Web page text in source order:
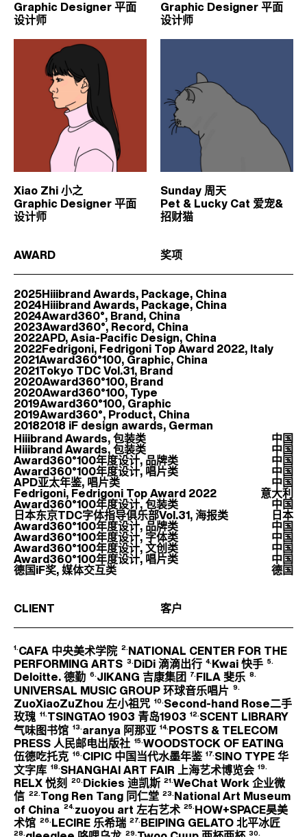
Graphic Designer 平面
设计师
Graphic Designer 平面
设计师
Xiao Zhi 小之
Graphic Designer 平面
设计师
Sunday 周天
Pet & Lucky Cat 爱宠&
招财猫
AWARD 奖项
2025Hiiibrand Awards, Package, China
2024 Hiiibrand Awards, Package, China
2024Award360°, Brand, China
2023Award360°, Record, China
2022APD, Asia-Pacific Design, China
2022Fedrigoni, Fedrigoni Top Award 2022, Italy
2021Award360°100, Graphic, China
2021Tokyo TDC Vol.31, Brand
2020Award360°100, Brand
2020Award360°100, Type
2019Award360°100, Graphic
2019Award360°, Product, China
20182018 iF design awards, German
Hiiibrand Awards, 包装类
中国
Hiiibrand Awards, 包装类
中国
Award360°100年度设计, 品牌类
中国
Award360°100年度设计, 唱片类
中国
APD亚太年鉴, 唱片类
中国
Fedrigoni, Fedrigoni Top Award 2022
意大利
Award360°100年度设计, 包装类
中国
日本东京TDC字体指导俱乐部Vol.31, 海报类
日本
Award360°100年度设计, 品牌类
中国
Award360°100年度设计, 字体类
中国
Award360°100年度设计, 文创类
中国
Award360°100年度设计, 唱片类
中国
德国iF奖, 媒体交互类
德国
CLIENT 客户
CAFA 中央美术学院
NATIONAL CENTER FOR THE
PERFORMING ARTS
DiDi 滴滴出行
Kwai 快手
Deloitte. 德勤
JIKANG 吉康集团
FILA 斐乐
UNIVERSAL MUSIC GROUP 环球音乐唱片
ZuoXiaoZuZhou 左小祖咒
Second-hand Rose二手
玫瑰
TSINGTAO 1903 青岛1903
SCENT LIBRARY
气味图书馆
aranya 阿那亚
POSTS & TELECOM
PRESS 人民邮电出版社
WOODSTOCK OF EATING
伍德吃托克
CIPIC 中国当代水墨年鉴
SINO TYPE 华
文字库
SHANGHAI ART FAIR 上海艺术博览会
RELX 悦刻
Dickies 迪凯斯
WeChat Work 企业微
信
Tong Ren Tang 同仁堂
National Art Museum
of China
zuoyou art 左右艺术
HOW+SPACE昊美
术馆
LECIRE 乐希瑞
BEIPING GELATO 北平冰匠